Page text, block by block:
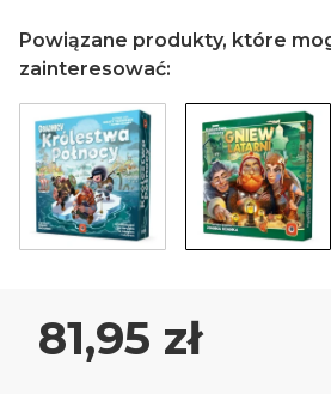
Powiązane produkty, które
zainteresować:
Cena
81,95 zł